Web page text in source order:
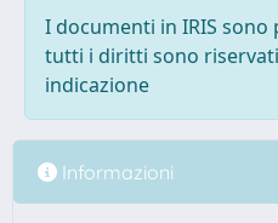
I documenti in IRIS
tutti i diritti sono
indicazione
Informazioni